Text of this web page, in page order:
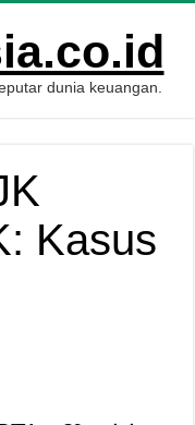
dunia keuangan.
Kasus